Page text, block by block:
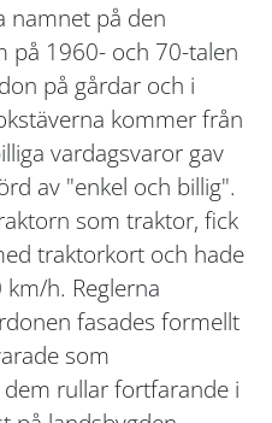
namnet på den
på 1960- och 70-talen
på gårdar och i
kommer från
vardagsvaror gav
av "enkel och billig".
som traktor, fick
traktorkort och hade
h. Reglerna
fasades formellt
som
rullar fortfarande i